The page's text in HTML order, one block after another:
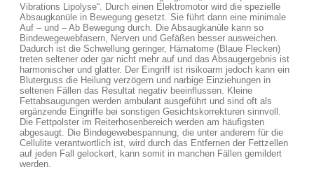
Vibrations Lipolyse“. Durch einen Elektromotor wird die spezielle
Absaugkanüle in Bewegung gesetzt. Sie führt dann eine minimale
Auf – und – Ab Bewegung durch. Die Absaugkanüle kann so
Bindewegewebfasern, Nerven und Gefäßen besser ausweichen.
Dadurch ist die Schwellung geringer, Hämatome (Blaue Flecken)
treten seltener oder gar nicht mehr auf und das Absaugergebnis ist
harmonischer und glatter. Der Eingriff ist risikoarm jedoch kann ein
Bluterguss die Heilung verzögern und narbige Einziehungen in
seltenen Fällen das Resultat negativ beeinflussen. Kleine
Fettabsaugungen werden ambulant ausgeführt und sind oft als
ergänzende Eingriffe bei sonstigen Gesichtskorrekturen sinnvoll.
Die Fettpolster im Reiterhosenbereich werden am häufigsten
abgesaugt. Die Bindegewebespannung, die unter anderem für die
Cellulite verantwortlich ist, wird durch das Entfernen der Fettzellen
auf jeden Fall gelockert, kann somit in manchen Fällen gemildert
werden.